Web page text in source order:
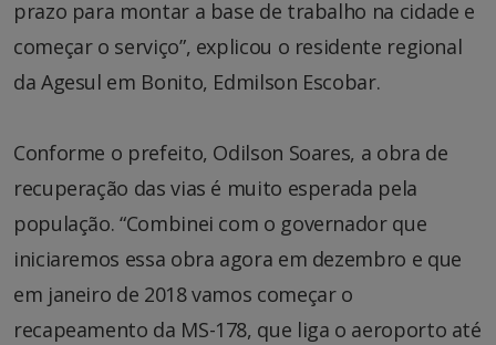
prazo para montar a base de trabalho na cidade e
começar o serviço”, explicou o residente regional
da Agesul em Bonito, Edmilson Escobar.
Conforme o prefeito, Odilson Soares, a obra de
recuperação das vias é muito esperada pela
população. “Combinei com o governador que
iniciaremos essa obra agora em dezembro e que
em janeiro de 2018 vamos começar o
recapeamento da MS-178, que liga o aeroporto até